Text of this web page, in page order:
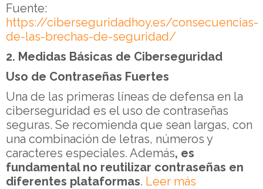
Fuente:
https://ciberseguridadhoy.es/consecuencias-
de-las-brechas-de-seguridad/
2. Medidas Básicas de Ciberseguridad
Uso de Contraseñas Fuertes
Una de las primeras líneas de defensa en la
ciberseguridad es el uso de contraseñas
seguras. Se recomienda que sean largas, con
una combinación de letras, números y
caracteres especiales. Además, es
fundamental no reutilizar contraseñas en
diferentes plataformas. Leer más